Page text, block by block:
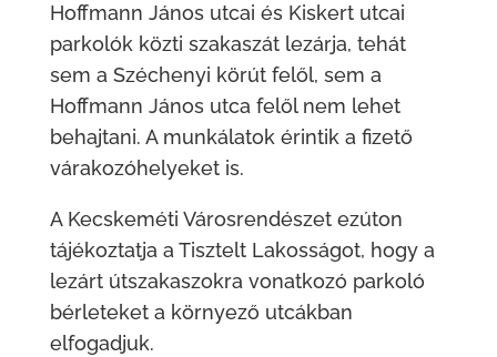
Hoffmann János utcai és Kiskert utcai
parkolók közti szakaszát lezárja, tehát
sem a Széchenyi körút felől, sem a
Hoffmann János utca felől nem lehet
behajtani. A munkálatok érintik a fizető
várakozóhelyeket is.
A Kecskeméti Városrendészet ezúton
tájékoztatja a Tisztelt Lakosságot, hogy a
lezárt útszakaszokra vonatkozó parkoló
bérleteket a környező utcákban
elfogadjuk.